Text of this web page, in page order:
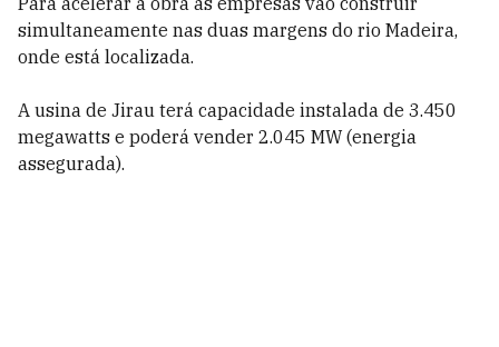
simultaneamente nas duas margens do rio Madeira,
onde está localizada.
A usina de Jirau terá capacidade instalada de 3.450
megawatts e poderá vender 2.045 MW (energia
assegurada).